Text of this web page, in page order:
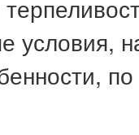
условия,